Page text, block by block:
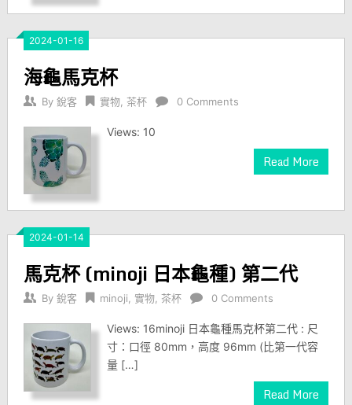
2024-01-16
海龜馬克杯
By 銳客 實物, 茶杯 0 Comments
Views: 10
Read More
2024-01-14
馬克杯 (minoji 日本龜種) 第二代
By 銳客 minoji, 實物, 茶杯 0 Comments
Views: 16minoji 日本龜種馬克杯第二代 : 尺
寸：口徑 80mm，高度 96mm (比第一代容
量 […]
Read More